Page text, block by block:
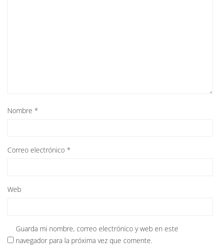
Nombre *
Correo electrónico *
Web
Guarda mi nombre, correo electrónico y web en este
navegador para la próxima vez que comente.